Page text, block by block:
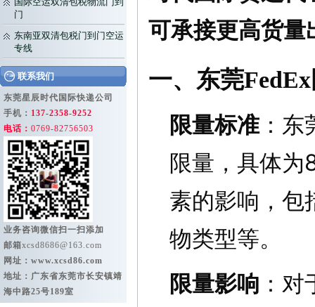
门
东南亚双清包税门到门空运
专线
联系我们
东莞星辰时代国际快递公司
手机： 137-2358-9252
电话： 0769-82756503
业务咨询微信扫一扫添加
邮箱xcsd8686@163.com
网址： www.xcsd86.com
地址：广东省东莞市长安镇靖
海中路25号189室
可承接更高货量
一、东莞
限量标准：东
限量，具体
素的影响，包
物类型等。
限量影响 ：